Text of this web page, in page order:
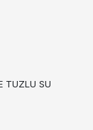
TUZLU SU